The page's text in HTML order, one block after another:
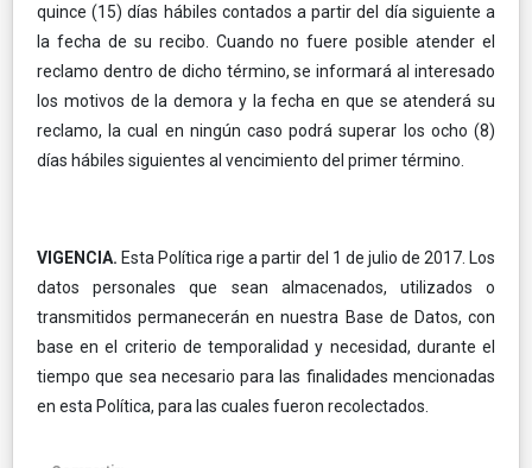
quince (15) días hábiles contados a partir del día siguiente a
la fecha de su recibo. Cuando no fuere posible atender el
reclamo dentro de dicho término, se informará al interesado
los motivos de la demora y la fecha en que se atenderá su
reclamo, la cual en ningún caso podrá superar los ocho (8)
días hábiles siguientes al vencimiento del primer término.
VIGENCIA. Esta Política rige a partir del 1 de julio de 2017. Los
datos personales que sean almacenados, utilizados o
transmitidos permanecerán en nuestra Base de Datos, con
base en el criterio de temporalidad y necesidad, durante el
tiempo que sea necesario para las finalidades mencionadas
en esta Política, para las cuales fueron recolectados.